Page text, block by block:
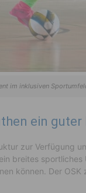
im inklusiven
ein guter
zur Verfügung
breites sportliches
können. Der OSK